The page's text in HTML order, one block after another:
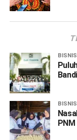
BISNIS
BISNIS